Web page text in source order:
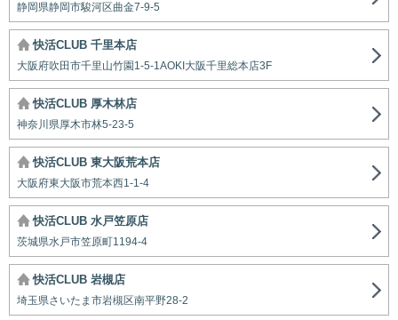
静岡県静岡市駿河区曲金7-9-5
快活CLUB 千里本店
大阪府吹田市千里山竹園1-5-1AOKI大阪千里総本店3F
快活CLUB 厚木林店
神奈川県厚木市林5-23-5
快活CLUB 東大阪荒本店
大阪府東大阪市荒本西1-1-4
快活CLUB 水戸笠原店
茨城県水戸市笠原町1194-4
快活CLUB 岩槻店
埼玉県さいたま市岩槻区南平野28-2